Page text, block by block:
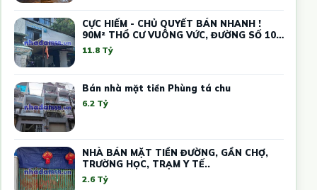
CỰC HIẾM - CHỦ QUYẾT BÁN NHANH !
90M² THỔ CƯ VUÔNG VỨC, ĐƯỜNG SỐ 10
THỦ ĐỨC – GIÁ THẤP HƠN THỊ TRƯỜNG -
DÒNG TIỀN SẴN
11.8 Tỷ
Bán nhà mặt tiền Phùng tá chu
6.2 Tỷ
NHÀ BÁN MẶT TIỀN ĐƯỜNG, GẦN CHỢ,
TRƯỜNG HỌC, TRẠM Y TẾ..
2.6 Tỷ